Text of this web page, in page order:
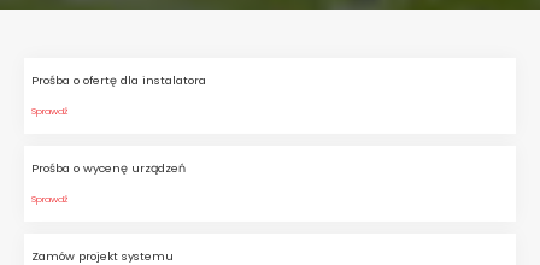
Prośba o ofertę dla instalatora
Sprawdź
Prośba o wycenę urządzeń
Sprawdź
Zamów projekt systemu